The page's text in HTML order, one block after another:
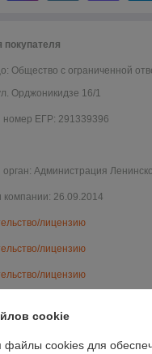
Общество с ограниченной
Орджоникидзе 16/1
номер ЕГР: 291339396
Администрация
компании: 26.09.2014
лицензию
лицензию
лицензию
лицензию
cookie
cookies для